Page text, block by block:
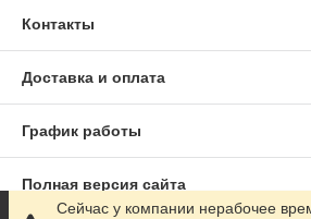
Контакты
Доставка и оплата
График работы
Полная версия сайта
Сейчас у компании нерабочее